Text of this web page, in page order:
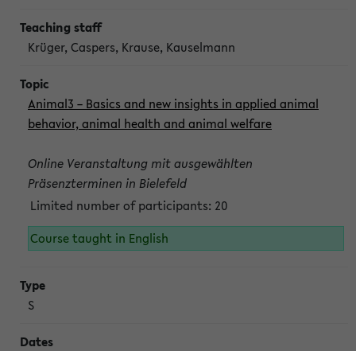
Krüger, Caspers, Krause, Kauselmann
Animal3 – Basics and new insights in applied animal
behavior, animal health and animal welfare
Online Veranstaltung mit ausgewählten
Präsenzterminen in Bielefeld
Limited number of participants: 20
Course taught in English
S